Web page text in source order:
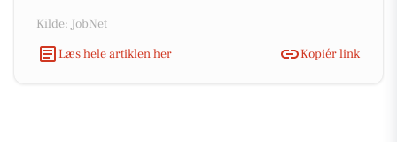
Kilde: JobNet
Læs hele artiklen her
Kopiér link